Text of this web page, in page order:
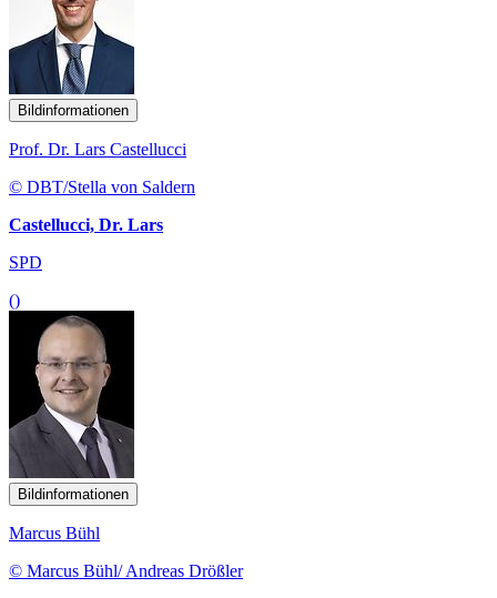
Bildinformationen
Prof. Dr. Lars Castellucci
© DBT/Stella von Saldern
Castellucci, Dr. Lars
SPD
()
Bildinformationen
Marcus Bühl
© Marcus Bühl/ Andreas Drößler